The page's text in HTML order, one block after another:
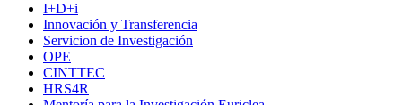
I+D+i
Innovación y Transferencia
Servicion de Investigación
OPE
CINTTEC
HRS4R